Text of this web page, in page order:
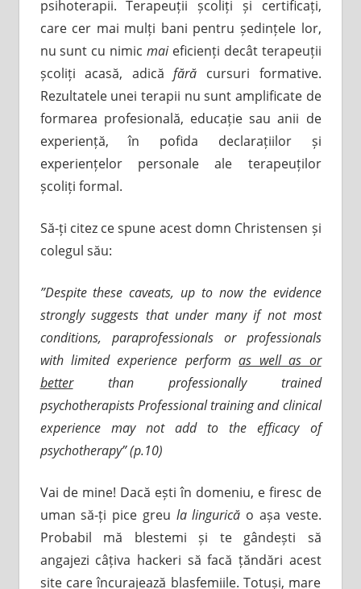
psihoterapii. Terapeuții școliți și certificați,
care cer mai mulți bani pentru ședințele lor,
nu sunt cu nimic maieficienți decât terapeuții
școliți acasă, adicăfără cursuri formative.
Rezultatele unei terapii nu sunt amplificate de
formarea profesională, educație sau anii de
experiență, în pofida declarațiilor și
experiențelor personale ale terapeuților
școliți formal.
Să-ți citez ce spune acest domn Christensen și
colegul său:
”Despite these caveats, up to now the evidence
strongly suggests that under many if not most
conditions, paraprofessionals or professionals
with limited experience performas well as or
betterthan professionally trained
psychotherapists Professional training and clinical
experience may not add to the efficacy of
psychotherapy” (p.10)
Vai de mine! Dacă ești în domeniu, e firesc de
uman să-ți pice greu la lingurică o așa veste.
Probabil mă blestemi și te gândești să
angajezi câțiva hackeri să facă țăndări acest
site care încurajează blasfemiile. Totuși, mare